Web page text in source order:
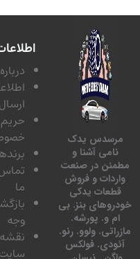
یدک
آشنا و
در صنعت
و فروش
یدکی
بنز. بی
و. پورشه.
ولوو. رنو.
فولکس
اطلاعات
درباره ما
اطلاعات
ارسال
حریم
خصوصی
برندها
تماس با
بازگشت
نقشه
سایت